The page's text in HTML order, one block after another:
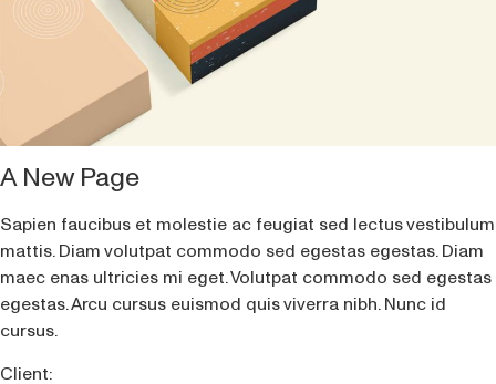
A New Page
Sapien faucibus et molestie ac feugiat sed lectus vestibulum
mattis. Diam volutpat commodo sed egestas egestas. Diam
maec enas ultricies mi eget. Volutpat commodo sed egestas
egestas. Arcu cursus euismod quis viverra nibh. Nunc id
cursus.
Client: